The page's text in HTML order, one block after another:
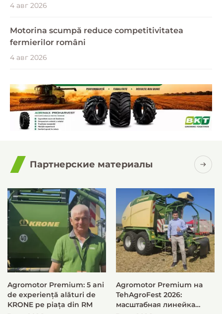
4 авг 2026
Motorina scumpă reduce competitivitatea
fermierilor români
4 авг 2026
Партнерские материалы
Agromotor Premium: 5 ani
de experiență alături de
KRONE pe piața din RM
Agromotor Premium на
TehAgroFest 2026:
масштабная линейка